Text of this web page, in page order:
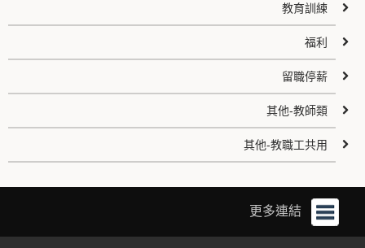
教育訓練
福利
留職停薪
其他-教師類
其他-教職工共用
更多連結